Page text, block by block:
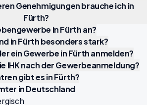
Genehmigungen brauche ich in
Fürth?
in Fürth an?
in Fürth besonders stark?
ein Gewerbe in Fürth anmelden?
IHK nach der Gewerbeanmeldung?
gibt es in Fürth?
in Deutschland